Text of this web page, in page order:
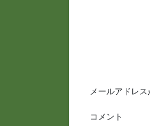
メールアドレス
コメント